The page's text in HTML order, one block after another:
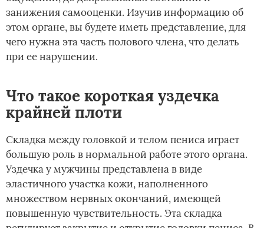
занижения самооценки. Изучив информацию об
этом органе, вы будете иметь представление, для
чего нужна эта часть полового члена, что делать
при ее нарушении.
Что такое короткая уздечка
крайней плоти
Складка между головкой и телом пениса играет
большую роль в нормальной работе этого органа.
Уздечка у мужчины представлена в виде
эластичного участка кожи, наполненного
множеством нервных окончаний, имеющей
повышенную чувствительность. Эта складка